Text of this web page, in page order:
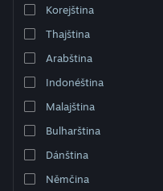
Mobilní aplikace služby Steam
Desktopová verze stránky
Korejština
Thajština
Arabština
Indonéština
Malajština
Bulharština
Dánština
Němčina